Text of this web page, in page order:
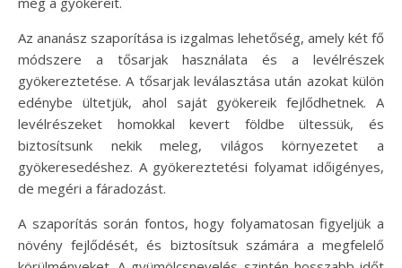
Az ananász szaporítása is izgalmas lehetőség, amely két fő
módszere a tősarjak használata és a levélrészek
gyökereztetése. A tősarjak leválasztása után azokat külön
edénybe ültetjük, ahol saját gyökereik fejlődhetnek. A
levélrészeket homokkal kevert földbe ültessük, és
biztosítsunk nekik meleg, világos környezetet a
gyökeresedéshez. A gyökereztetési folyamat időigényes,
de megéri a fáradozást.
A szaporítás során fontos, hogy folyamatosan figyeljük a
növény fejlődését, és biztosítsuk számára a megfelelő